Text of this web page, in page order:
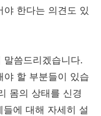
한다는 의견도 있
씀드리겠습니다.
야 할 부분들이 있습
몸의 상태를 신경
에 대해 자세히 설